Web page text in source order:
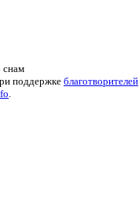
снам
поддержке благотворителей